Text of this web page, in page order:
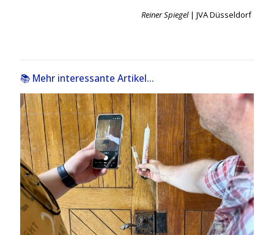
Reiner Spiegel| JVA Düsseldorf
📚 Mehr interessante Artikel...